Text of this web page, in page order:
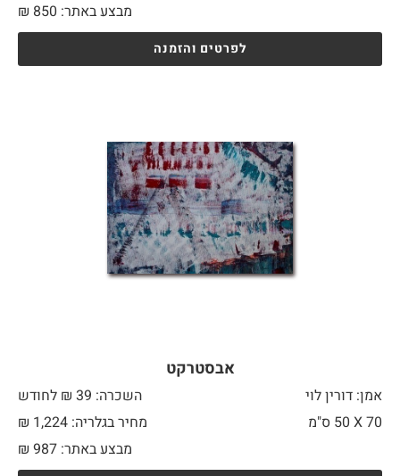
מבצע באתר:
₪ 850
לפרטים והזמנה
אבסטרקט
אמן: דורין לוי
השכרה: 39 ₪ לחודש
70 X
מחיר בגלריה: 1,224 ₪
מבצע באתר:
₪ 987